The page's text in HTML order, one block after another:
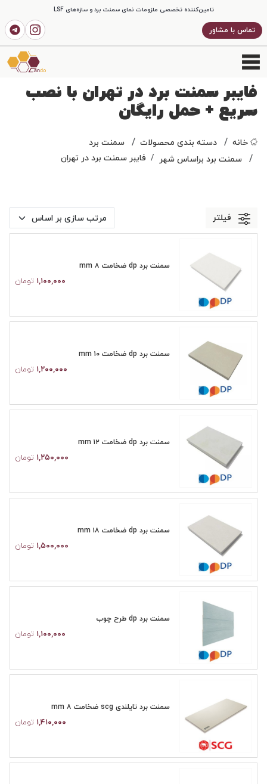
تامین‌کننده تخصصی ملزومات نمای سمنت برد و سازه‌های LSF
تماس با مشاور
فایبر سمنت برد در تهران با نصب
سریع + حمل رایگان
خانه دسته بندی محصولات
سمنت برد
سمنت برد براساس شهر
فایبر سمنت برد در تهران
سمنت برد dp ضخامت ۸ mm
۱,۱۰۰,۰۰۰ تومان
سمنت برد dp ضخامت ۱۰ mm
۱,۲۰۰,۰۰۰ تومان
سمنت برد dp ضخامت ۱۲ mm
۱,۲۵۰,۰۰۰ تومان
سمنت برد dp ضخامت ۱۸ mm
۱,۵۰۰,۰۰۰ تومان
سمنت برد dp طرح چوب
۱,۱۰۰,۰۰۰ تومان
سمنت برد تایلندی scg ضخامت ۸ mm
۱,۴۱۰,۰۰۰ تومان